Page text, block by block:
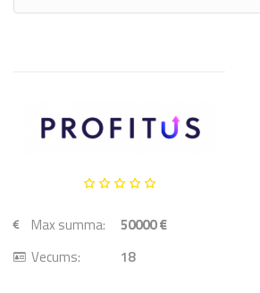
Max summa:
50000 €
Vecums:
18